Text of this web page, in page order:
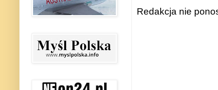
Redakcja nie